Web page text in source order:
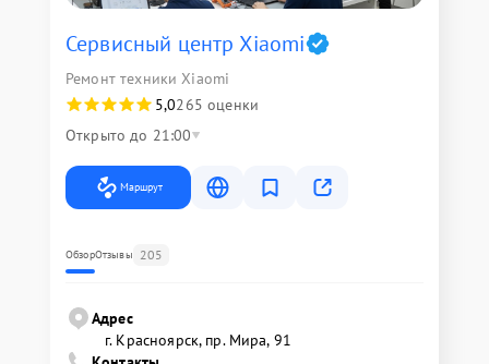
Сервисный центр Xiaomi
Ремонт техники Xiaomi
5,0265 оценки
Открыто до 21:00
Маршрут
ОбзорОтзывы 205
Адрес
г. Красноярск, ​пр. Мира, 91